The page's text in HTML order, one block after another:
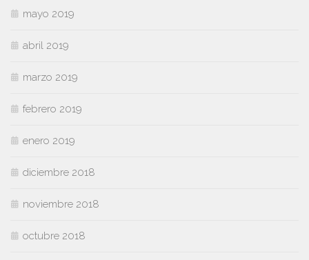
mayo 2019
abril 2019
marzo 2019
febrero 2019
enero 2019
diciembre 2018
noviembre 2018
octubre 2018